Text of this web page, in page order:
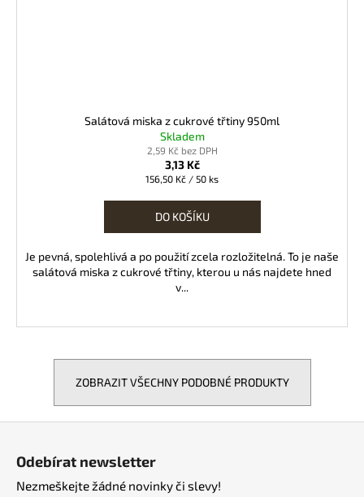
Salátová miska z cukrové třtiny 950ml
Skladem
2,59 Kč bez DPH
3,13 Kč
Měrná
156,50 Kč / 50 ks
DO KOŠÍKU
Je pevná, spolehlivá a po použití zcela rozložitelná. To je naše
salátová miska z cukrové třtiny, kterou u nás najdete hned
v...
ZOBRAZIT VŠECHNY PODOBNÉ PRODUKTY
Odebírat newsletter
Nezmeškejte žádné novinky či slevy!